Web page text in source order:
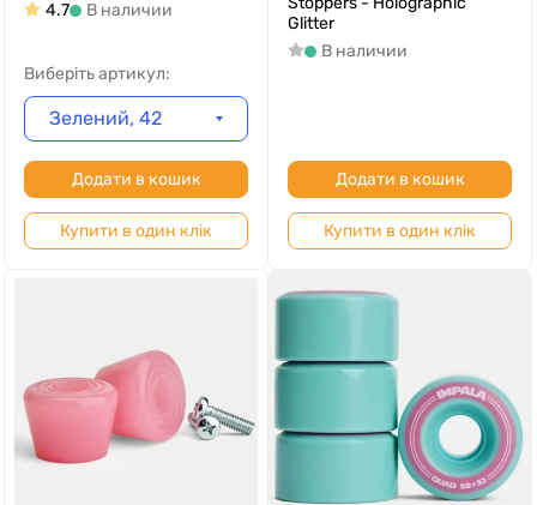
4.7 В наличии
Виберіть артикул:
Зелений, 42
Додати в кошик
Купити в один клік
Glitter
В наличии
Додати в кошик
Купити в один клік